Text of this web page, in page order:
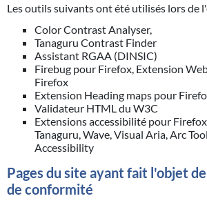
Les outils suivants ont été utilisés lors de
Color Contrast Analyser,
Tanaguru Contrast Finder
Assistant RGAA (DINSIC)
Firebug pour Firefox, Extension
Firefox
Extension Heading maps pour
Validateur HTML du W3C
Extensions accessibilité pour
Tanaguru, Wave, Visual Aria, Arc
Accessibility
Pages du site ayant fait l'objet
de conformité